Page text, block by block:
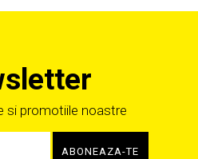
si promotiile noastre